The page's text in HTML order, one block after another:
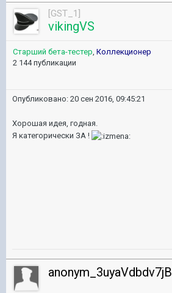
[GST_1]
vikingVS
Старший бета-тестер, Коллекционер
2 144 публикации
Опубликовано: 20 сен 2016, 09:45:21
Хорошая идея, годная.
Я категорически ЗА !
anonym_3uyaVdbdv7jB